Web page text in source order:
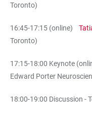
Toronto)
16:45-17:15 (online)
Toronto)
17:15-18:00 Keynote
Edward Porter
18:00-19:00 Discussion -